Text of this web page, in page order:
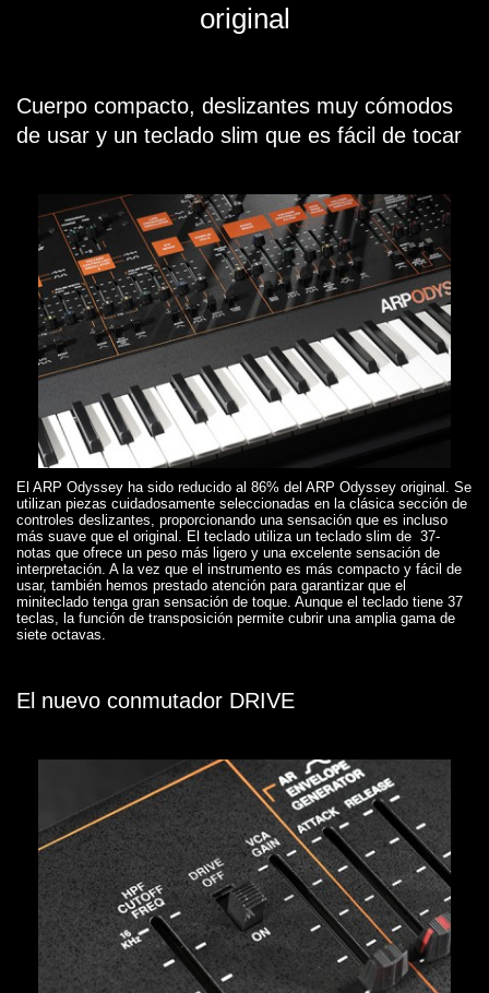
original
Cuerpo compacto, deslizantes muy cómodos
de usar y un teclado slim que es fácil de tocar
El ARP Odyssey ha sido reducido al 86% del ARP Odyssey original. Se
utilizan piezas cuidadosamente seleccionadas en la clásica sección de
controles deslizantes, proporcionando una sensación que es incluso
más suave que el original. El teclado utiliza un teclado slim de 37-
notas que ofrece un peso más ligero y una excelente sensación de
interpretación. A la vez que el instrumento es más compacto y fácil de
usar, también hemos prestado atención para garantizar que el
miniteclado tenga gran sensación de toque. Aunque el teclado tiene 37
teclas, la función de transposición permite cubrir una amplia gama de
siete octavas.
El nuevo conmutador DRIVE